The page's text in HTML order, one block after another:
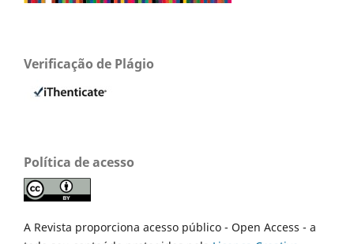
Verificação de Plágio
Política de acesso
A Revista proporciona acesso público - Open Access - a